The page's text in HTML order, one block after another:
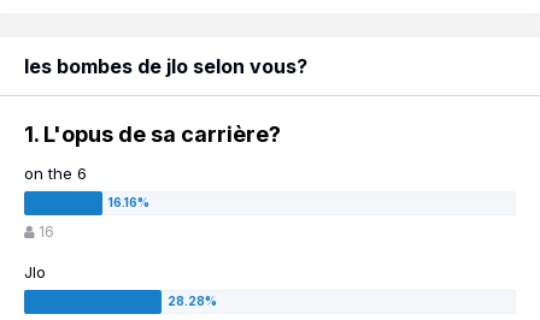
les bombes de jlo selon vous?
1. L'opus de sa carrière?
on the 6
16
Jlo